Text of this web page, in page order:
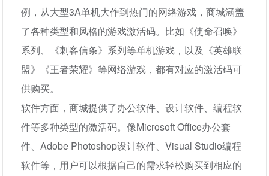
例，从大型3A单机大作到热门的网络游戏，商城涵盖
了各种类型和风格的游戏激活码。比如《使命召唤》
系列、《刺客信条》系列等单机游戏，以及《英雄联
盟》《王者荣耀》等网络游戏，都有对应的激活码可
供购买。
软件方面，商城提供了办公软件、设计软件、编程软
件等多种类型的激活码。像Microsoft Office办公套
件、Adobe Photoshop设计软件、Visual Studio编程
软件等，用户可以根据自己的需求轻松购买到相应的